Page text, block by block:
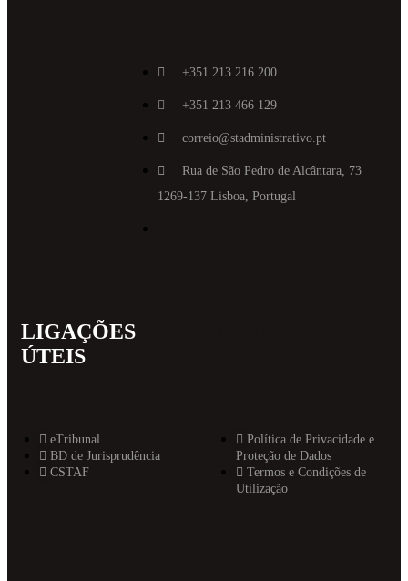
+351 213 216 200
+351 213 466 129
correio@stadministrativo.pt
Rua de São Pedro de Alcântara, 73
1269-137 Lisboa, Portugal
LIGAÇÕES
ÚTEIS
eTribunal
BD de Jurisprudência
CSTAF
Política de Privacidade e
Proteção de Dados
Termos e Condições de
Utilização